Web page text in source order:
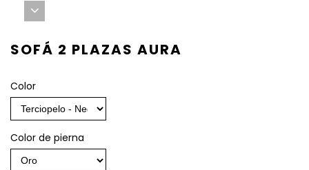
SOFÁ 2 PLAZAS AURA
Color
Color de pierna